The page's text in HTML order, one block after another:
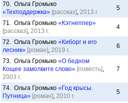
70. Ольга Громыко
«Техподдержка» [рассказ], 2013 г.
5
71. Ольга Громыко «Кэтнеппер»
[рассказ], 2013 г.
4
72. Ольга Громыко «Киборг и его
лесник» [роман], 2019 г.
6
73. Ольга Громыко «О бедном
Кощее замолвите слово» [повесть],
2003 г.
7
74. Ольга Громыко «Год крысы.
Путница» [роман], 2010 г.
5